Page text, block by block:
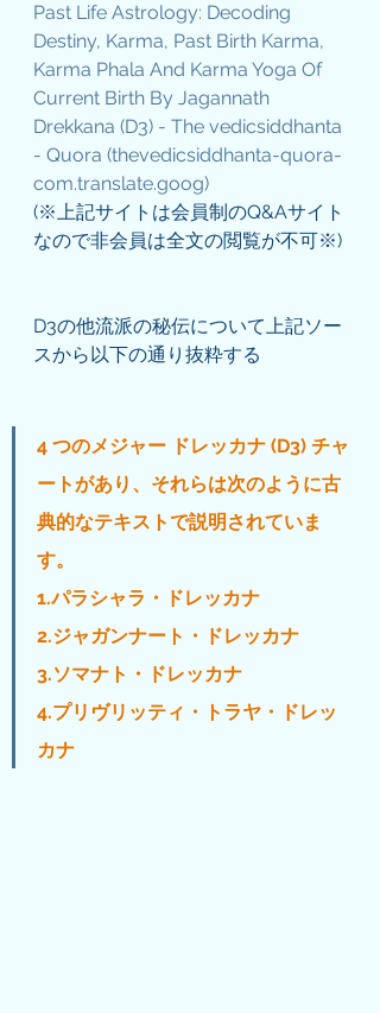
Past Life Astrology: Decoding
Destiny, Karma, Past Birth Karma,
Karma Phala And Karma Yoga Of
Current Birth By Jagannath
Drekkana (D3) - The vedicsiddhanta
- Quora (thevedicsiddhanta-quora-
com.translate.goog)
(※上記サイトは会員制のQ&Aサイト
なので非会員は全文の閲覧が不可※)
D3の他流派の秘伝について上記ソー
スから以下の通り抜粋する
4 つのメジャー ドレッカナ (D3) チャ
ートがあり、それらは次のように古
典的なテキストで説明されていま
す。
1.パラシャラ・ドレッカナ
2.ジャガンナート・ドレッカナ
3.ソマナト・ドレッカナ
4.プリヴリッティ・トラヤ・ドレッ
カナ